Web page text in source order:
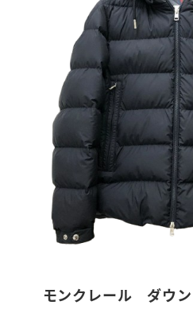
モンクレール ダウ